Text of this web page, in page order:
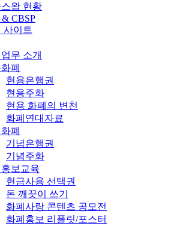
왑 현황
& CBSP
사이트
무 소개
폐
현용은행권
현용주화
현용 화폐의 변천
화폐연대자료
폐
기념은행권
기념주화
보교육
현금사용 선택권
돈 깨끗이 쓰기
화폐사랑 콘텐츠 공모전
화폐홍보 리플릿/포스터